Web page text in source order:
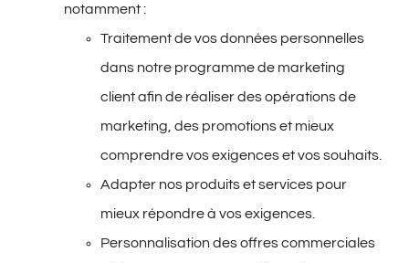
notamment :
Traitement de vos données personnelles
dans notre programme de marketing
client afin de réaliser des opérations de
marketing, des promotions et mieux
comprendre vos exigences et vos souhaits.
Adapter nos produits et services pour
mieux répondre à vos exigences.
Personnalisation des offres commerciales